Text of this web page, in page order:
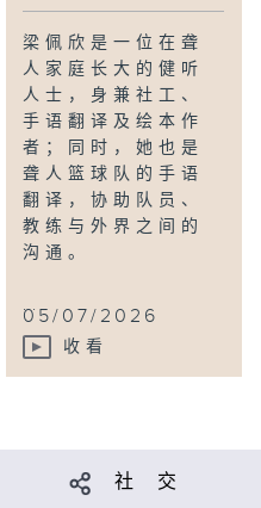
梁佩欣是一位在聋
人家庭长大的健听
人士，身兼社工、
手语翻译及绘本作
者；同时，她也是
聋人篮球队的手语
翻译，协助队员、
教练与外界之间的
沟通。
...
05/07/2026
收看
社 交